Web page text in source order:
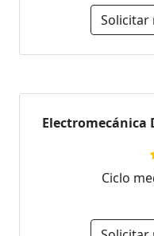
Solicitar
Electromecánica
Ciclo